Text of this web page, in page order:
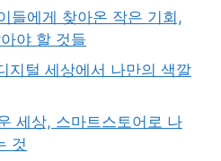
들에게 찾아온 작은 기회,
야 할 것들
지털 세상에서 나만의 색깔
세상, 스마트스토어로 나
것